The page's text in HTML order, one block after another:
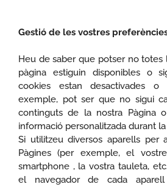
Gestió de les vostres
Heu de saber que potser no totes
pàgina estiguin disponibles o
cookies estan desactivades o
exemple, pot ser que no sigui
continguts de la nostra Pàgina
informació personalitzada durant la
Si utilitzeu diversos aparells per
Pàgines (per exemple, el
smartphone , la vostra tauleta,
el navegador de cada